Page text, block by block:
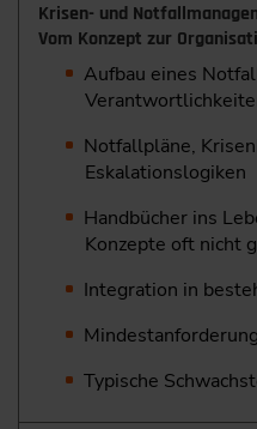
Krisen- und
Vom Konzept zur
Aufbau eines
Notfallpläne,
Eskalationslogiken
Handbücher ins
Konzepte oft nicht
Integration in
Typische